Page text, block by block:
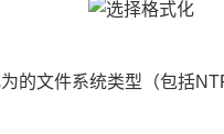
的文件系统类型（包括